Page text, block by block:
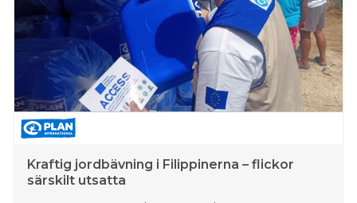
Kraftig jordbävning i Filippinerna – flickor
särskilt utsatta